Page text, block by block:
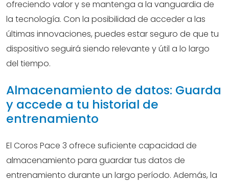
ofreciendo valor y se mantenga a la vanguardia de
la tecnología. Con la posibilidad de acceder a las
últimas innovaciones, puedes estar seguro de que tu
dispositivo seguirá siendo relevante y útil a lo largo
del tiempo.
Almacenamiento de datos: Guarda
y accede a tu historial de
entrenamiento
El Coros Pace 3 ofrece suficiente capacidad de
almacenamiento para guardar tus datos de
entrenamiento durante un largo período. Además, la